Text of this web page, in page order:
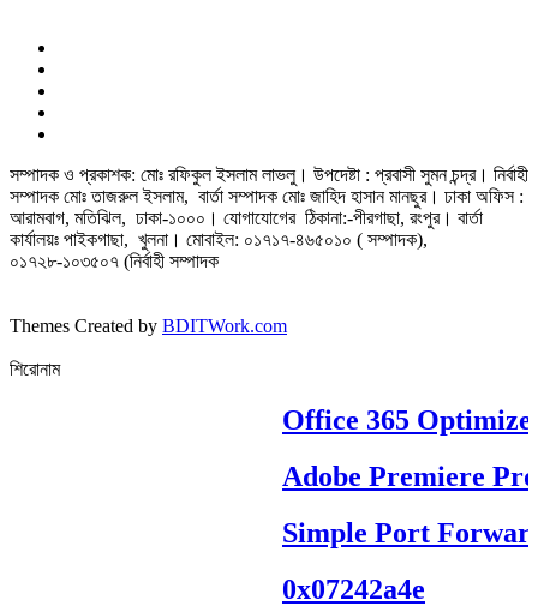
সম্পাদক ও প্রকাশক: মোঃ রফিকুল ইসলাম লাভলু। উপদেষ্টা : প্রবাসী সুমন চন্দ্র। নির্বাহী
সম্পাদক মোঃ তাজরুল‌‌ ইসলাম, বার্তা সম্পাদক মোঃ জাহিদ হাসান মানছুর। ঢাকা অফিস :
আরামবাগ, মতিঝিল, ঢাকা-১০০০। যোগাযোগের ঠিকানা:-পীরগাছা‌, রংপুর। বার্তা
কার্যালয়ঃ পাইকগাছা, খুলনা। মোবাইল: ০১৭১৭-৪৬৫০১০ ( সম্পাদক),
০১৭২৮-১০৩৫০৭ (নির্বাহী সম্পাদক
Themes Created by BDITWork.com
শিরোনাম
Office 365
Adobe Premiere Pro
Simple Port
0x07242a4e